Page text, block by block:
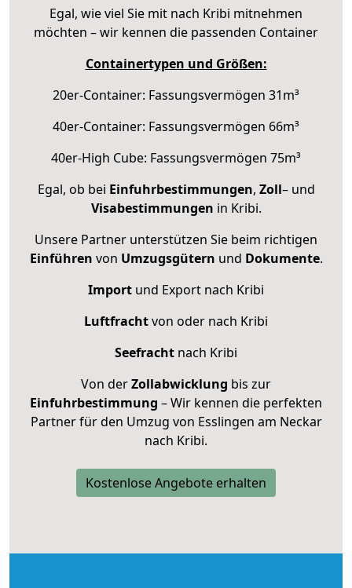
Egal, wie viel Sie mit nach Kribi mitnehmen
möchten – wir kennen die passenden Container
Containertypen und Größen:
20er-Container: Fassungsvermögen 31m³
40er-Container: Fassungsvermögen 66m³
40er-High Cube: Fassungsvermögen 75m³
Egal, ob bei Einfuhrbestimmungen, Zoll– und
Visabestimmungen in Kribi.
Unsere Partner unterstützen Sie beim richtigen
Einführen von Umzugsgütern und Dokumente.
Import und Export nach Kribi
Luftfrachtvon oder nach Kribi
Seefracht nach Kribi
Von derZollabwicklung bis zur
Einfuhrbestimmung – Wir kennen die perfekten
Partner für den Umzug von Esslingen am Neckar
nach Kribi.
Kostenlose Angebote erhalten